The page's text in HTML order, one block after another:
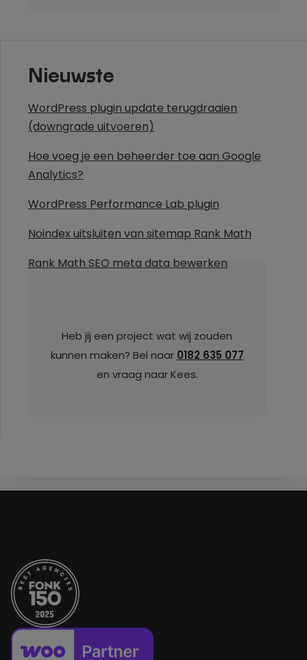
Nieuwste
WordPress plugin update terugdraaien
(downgrade uitvoeren)
Hoe voeg je een beheerder toe aan Google
Analytics?
WordPress Performance Lab plugin
Noindex uitsluiten van sitemap Rank Math
Rank Math SEO meta data bewerken
Heb jij een project wat wij zouden
kunnen maken? Bel naar 0182 635 077
en vraag naar Kees.